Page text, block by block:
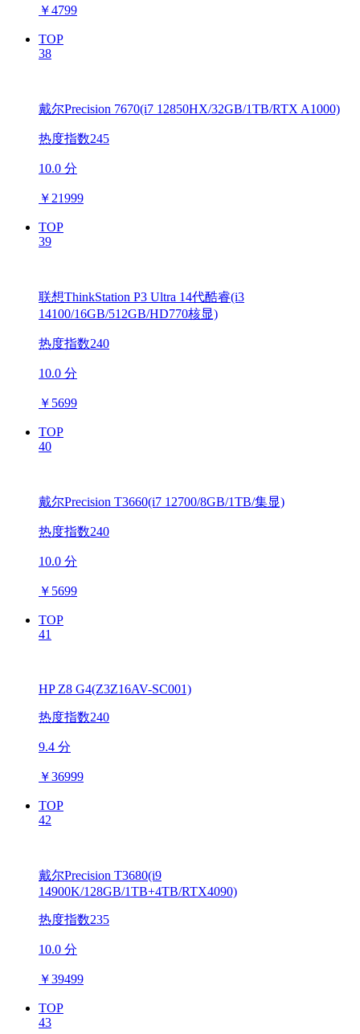
￥4799
TOP
38
戴尔Precision 7670(i7 12850HX/32GB/1TB/RTX A1000)
热度指数245
10.0 分
￥ 21999
TOP
39
联想ThinkStation P3 Ultra 14代酷睿(i3
14100/16GB/512GB/HD770核显)
热度指数240
10.0 分
￥ 5699
TOP
40
戴尔Precision T3660(i7 12700/8GB/1TB/集显)
热度指数240
10.0 分
￥ 5699
TOP
41
HP Z8 G4(Z3Z16AV-SC001)
热度指数240
9.4 分
￥36999
TOP
42
戴尔Precision T3680(i9
14900K/128GB/1TB+4TB/RTX4090)
热度指数235
10.0 分
￥39499
TOP
43